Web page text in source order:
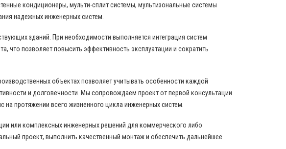
кондиционеры, мульти-сплит системы, мультизональные системы
надежных инженерных систем.
зданий. При необходимости выполняется интеграция систем
что позволяет повысить эффективность эксплуатации и сократить
объектах позволяет учитывать особенности каждой
и долговечности. Мы сопровождаем проект от первой консультации
протяжении всего жизненного цикла инженерных систем.
или комплексных инженерных решений для коммерческого либо
проект, выполнить качественный монтаж и обеспечить дальнейшее